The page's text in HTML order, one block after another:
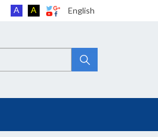
A A English
Search